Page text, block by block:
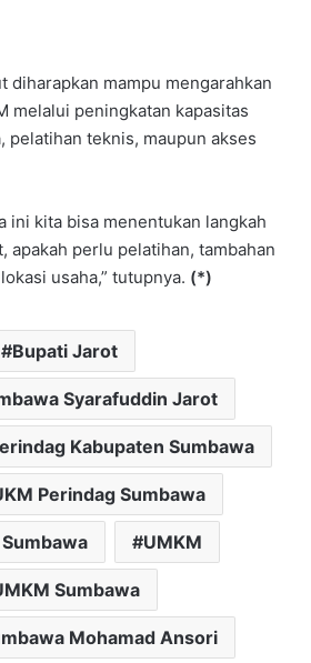
diharapkan mampu mengarahkan
melalui peningkatan kapasitas
pelatihan teknis, maupun akses
ini kita bisa menentukan langkah
apakah perlu pelatihan, tambahan
usaha,” tutupnya. (*)
Bupati Jarot
Syarafuddin Jarot
Kabupaten Sumbawa
Perindag Sumbawa
UMKM
Sumbawa
Mohamad Ansori